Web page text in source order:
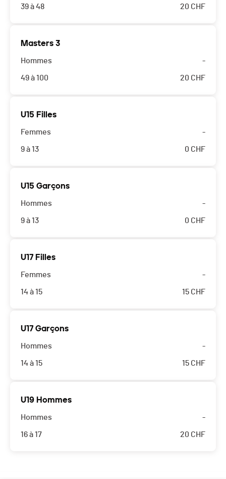
39 à 48 20 CHF
Masters 3
Hommes
49 à 100
-
20 CHF
U15 Filles
Femmes
9 à 13
-
0 CHF
U15 Garçons
Hommes
9 à 13
-
0 CHF
U17 Filles
Femmes
14 à 15
-
15 CHF
U17 Garçons
Hommes
14 à 15
-
15 CHF
U19 Hommes
Hommes
16 à 17
-
20 CHF